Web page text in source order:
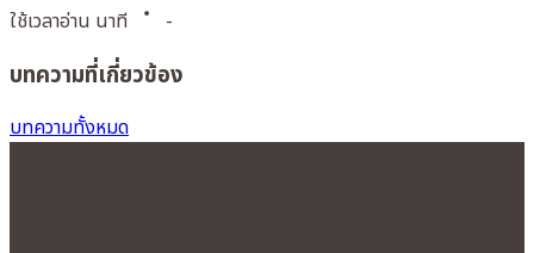
ใช้เวลาอ่าน นาที
-
บทความที่เกี่ยวข้อง
บทความทั้งหมด